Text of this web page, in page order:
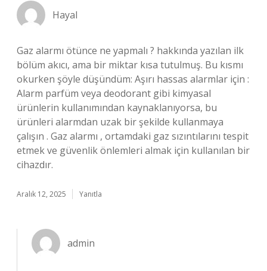
Hayal
Gaz alarmı ötünce ne yapmalı ? hakkında yazılan ilk
bölüm akıcı, ama bir miktar kısa tutulmuş. Bu kısmı
okurken şöyle düşündüm: Aşırı hassas alarmlar için :
Alarm parfüm veya deodorant gibi kimyasal
ürünlerin kullanımından kaynaklanıyorsa, bu
ürünleri alarmdan uzak bir şekilde kullanmaya
çalışın . Gaz alarmı , ortamdaki gaz sızıntılarını tespit
etmek ve güvenlik önlemleri almak için kullanılan bir
cihazdır.
Aralık 12, 2025 Yanıtla
admin